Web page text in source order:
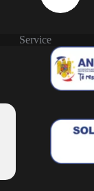
Service